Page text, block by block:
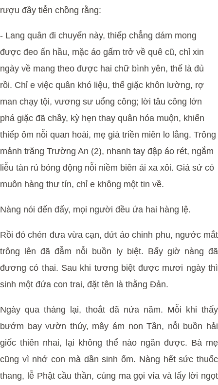
rượu đầy tiễn chồng rằng:
- Lang quân đi chuyến này, thiếp chẳng dám mong
được đeo ấn hầu, mặc áo gấm trở về quê cũ, chỉ xin
ngày về mang theo được hai chữ bình yên, thế là đủ
rồi. Chỉ e việc quân khó liệu, thế giặc khôn lường, rợ
man chạy tội, vương sư uổng công; lời tâu công lớn
phá giặc đã chầy, kỳ hẹn thay quân hóa muộn, khiến
thiếp ôm nỗi quan hoài, mẹ già triền miên lo lắng. Trông
mảnh trăng Trường An (2), nhanh tay đập áo rét, ngắm
liễu tàn rủ bóng động nỗi niềm biên ải xa xôi. Giả sử có
muôn hàng thư tín, chỉ e không một tin về.
Nàng nói đến đấy, mọi người đều ứa hai hàng lệ.
Rồi đó chén đưa vừa cạn, dứt áo chinh phu, ngước mắt
trông lên đã đẫm nỗi buồn ly biệt. Bấy giờ nàng đã
đương có thai. Sau khi tương biệt được mươi ngày thì
sinh một đứa con trai, đặt tên là thằng Đản.
Ngày qua tháng lại, thoắt đã nửa năm. Mỗi khi thấy
bướm bay vườn thúy, mây ám non Tần, nỗi buồn hải
giốc thiên nhai, lại không thể nào ngăn được. Bà mẹ
cũng vì nhớ con mà dần sinh ốm. Nàng hết sức thuốc
thang, lễ Phật cầu thần, cúng ma gọi vía và lấy lời ngọt